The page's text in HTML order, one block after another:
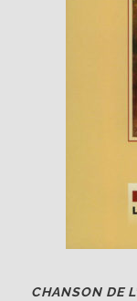
CHANSON DE